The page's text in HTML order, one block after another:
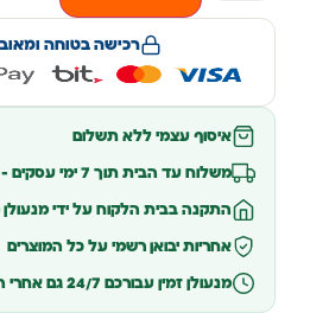
רכישה בטוחה
איסוף עצמי ללא תשלום
משלוח עד הבית תוך 7 ימי עסקים – לרוב מגיע קודם
התקנה בבית הלקוח על ידי
אחריות יבואן רשמי על כל המוצרים
מנעולן זמין עבורכם 24/7 גם אחרי הקנייה